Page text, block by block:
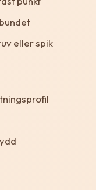
eller spik